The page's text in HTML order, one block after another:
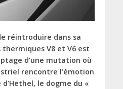
réintroduire dans sa
V8 et V6 est
d’une mutation où
rencontre l’émotion
le dogme du «